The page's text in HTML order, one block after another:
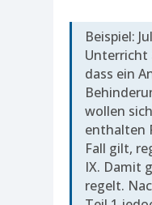
Beispiel:
Unterricht
dass ein
wollen
enthalten
Fall gilt,
IX. Damit
regelt.